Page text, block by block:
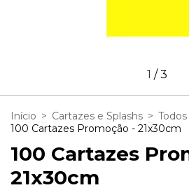
1 /3
Início > Cartazes e Splashs >
100 Cartazes Promoção - 21x30cm
100 Cartazes
21x30cm